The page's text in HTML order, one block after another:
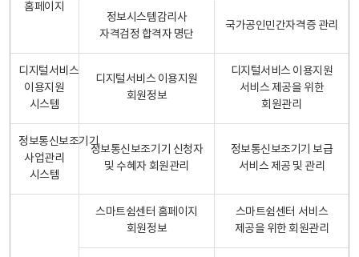
홈페이지
정보시스템감리사
자격검정 합격자 명단
국가공인민간자격증 관리
디지털서비스
이용지원
시스템
디지털서비스 이용지원
회원정보
디지털서비스 이용지원
서비스 제공을 위한
회원관리
정보통신보조기기
사업관리
시스템
정보통신보조기기 신청자
및 수혜자 회원관리
정보통신보조기기 보급
서비스 제공 및 관리
스마트쉼센터 홈페이지
회원정보
스마트쉼센터 서비스
제공을 위한 회원관리